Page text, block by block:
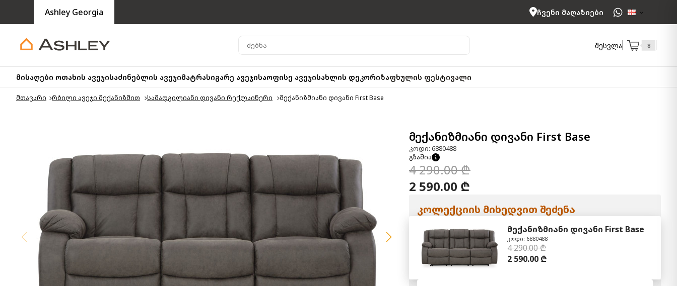
Ashley Georgia ჩვენი მაღაზიები
შესვლა 8
მისაღები ოთახის ავეჯისაძინებლის ავეჯიმატრასიგარე ავეჯისაოფისე ავეჯისახლის დეკორიზაფხულის ფესტივალი
მთავარი რბილი ავეჯი მექანიზმით სამადგილიანი დივანი რექლაინერი მექანიზმიანი დივანი First Base
მექანიზმიანი დივანი First Base
კოდი: 6880488
გზაშია
4 290.00 ₾
2 590.00 ₾
კოლექციის მიხედვით შეძენა
მექანიზმიანი დივანი First Base
კოდი: 6880488
4 290.00 ₾
2 590.00 ₾